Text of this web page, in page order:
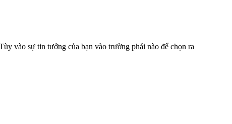
vào sự tin tưởng của bạn vào trường phái nào để chọn ra